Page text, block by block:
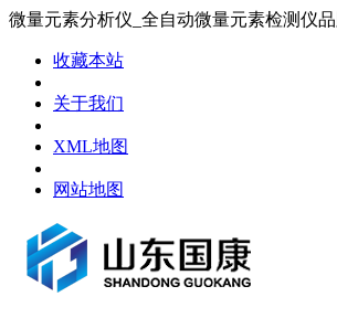
微量元素分析仪_全自动微量元素检测仪
收藏本站
关于我们
XML地图
网站地图